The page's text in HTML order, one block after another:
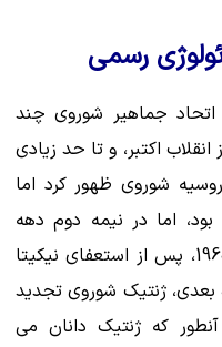
رسمی
اتحاد جماهیر شوروی چند
در دهه 1920 پس از انقلاب اکتبر، و تا حد زیادی
شوروی ظهور کرد اما
اما در نیمه دوم دهه
1950 از بین نرفت و در اواخر دهه 1960، پس از استعفای نیکیتا
ژنتیک شوروی تجدید
که ژنتیک دانان می